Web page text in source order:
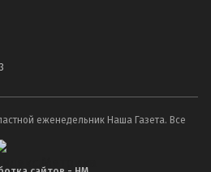
еженедельник Наша Газета. Все